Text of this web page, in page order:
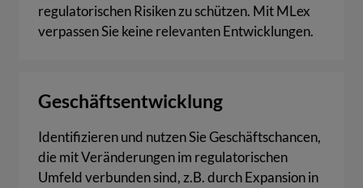
regulatorischen Risiken zu schützen. Mit MLex
verpassen Sie keine relevanten Entwicklungen.
Geschäftsentwicklung
Identifizieren und nutzen Sie Geschäftschancen,
die mit Veränderungen im regulatorischen
Umfeld verbunden sind, z.B. durch Expansion in